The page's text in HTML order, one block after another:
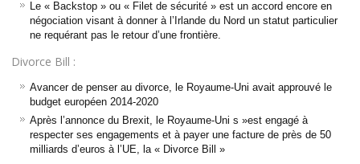
Le « Backstop » ou « Filet de sécurité » est un accord encore en
négociation visant à donner à l’Irlande du Nord un statut particulier
ne requérant pas le retour d’une frontière.
Divorce Bill :
Avancer de penser au divorce, le Royaume-Uni avait approuvé le
budget européen 2014-2020
Après l’annonce du Brexit, le Royaume-Uni s »est engagé à
respecter ses engagements et à payer une facture de près de 50
milliards d’euros à l’UE, la « Divorce Bill »